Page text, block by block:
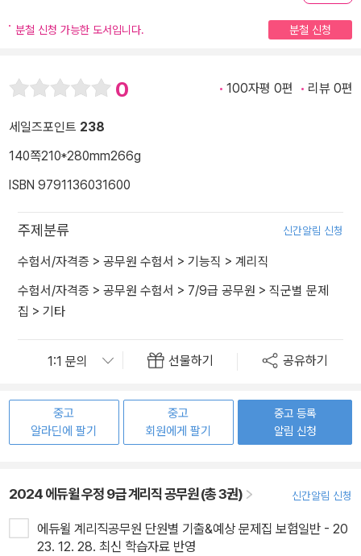
분철 신청 가능한 도서입니다. 분철 신청
0 100자평 0편 리뷰 0편
세일즈포인트 238
140쪽210*280mm266g
ISBN 9791136031600
주제분류 신간알림 신청
수험서/자격증 > 공무원 수험서 > 기능직 > 계리직
수험서/자격증 > 공무원 수험서 > 7/9급 공무원 > 직군별 문제
집 > 기타
선물하기 공유하기
중고
알라딘에 팔기
중고
회원에게 팔기
중고 등록
알림 신청
2024 에듀윌 우정 9급 계리직 공무원 (총 3권) 신간알림 신청
에듀윌 계리직공무원 단원별 기출&예상 문제집 보험일반 - 20
23. 12. 28. 최신 학습자료 반영